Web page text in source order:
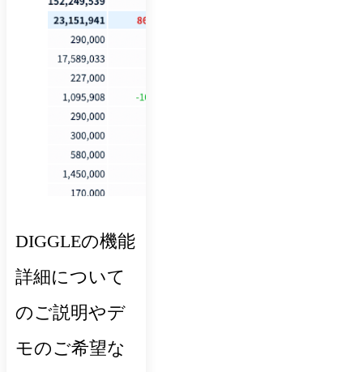
DIGGLEの機能
詳細について
のご説明やデ
モのご希望な